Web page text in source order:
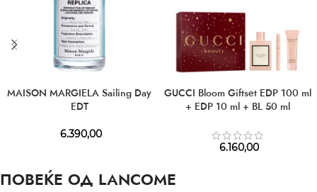
MAISON MARGIELA Sailing Day
EDT
6.390,00
GUCCI Bloom Giftset EDP 100 ml
+ EDP 10 ml + BL 50 ml
6.160,00
ПОВЕЌЕ ОД LANCOME